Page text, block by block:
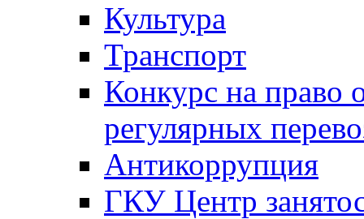
Культура
Транспорт
Конкурс на право
регулярных
Антикоррупция
ГКУ Центр